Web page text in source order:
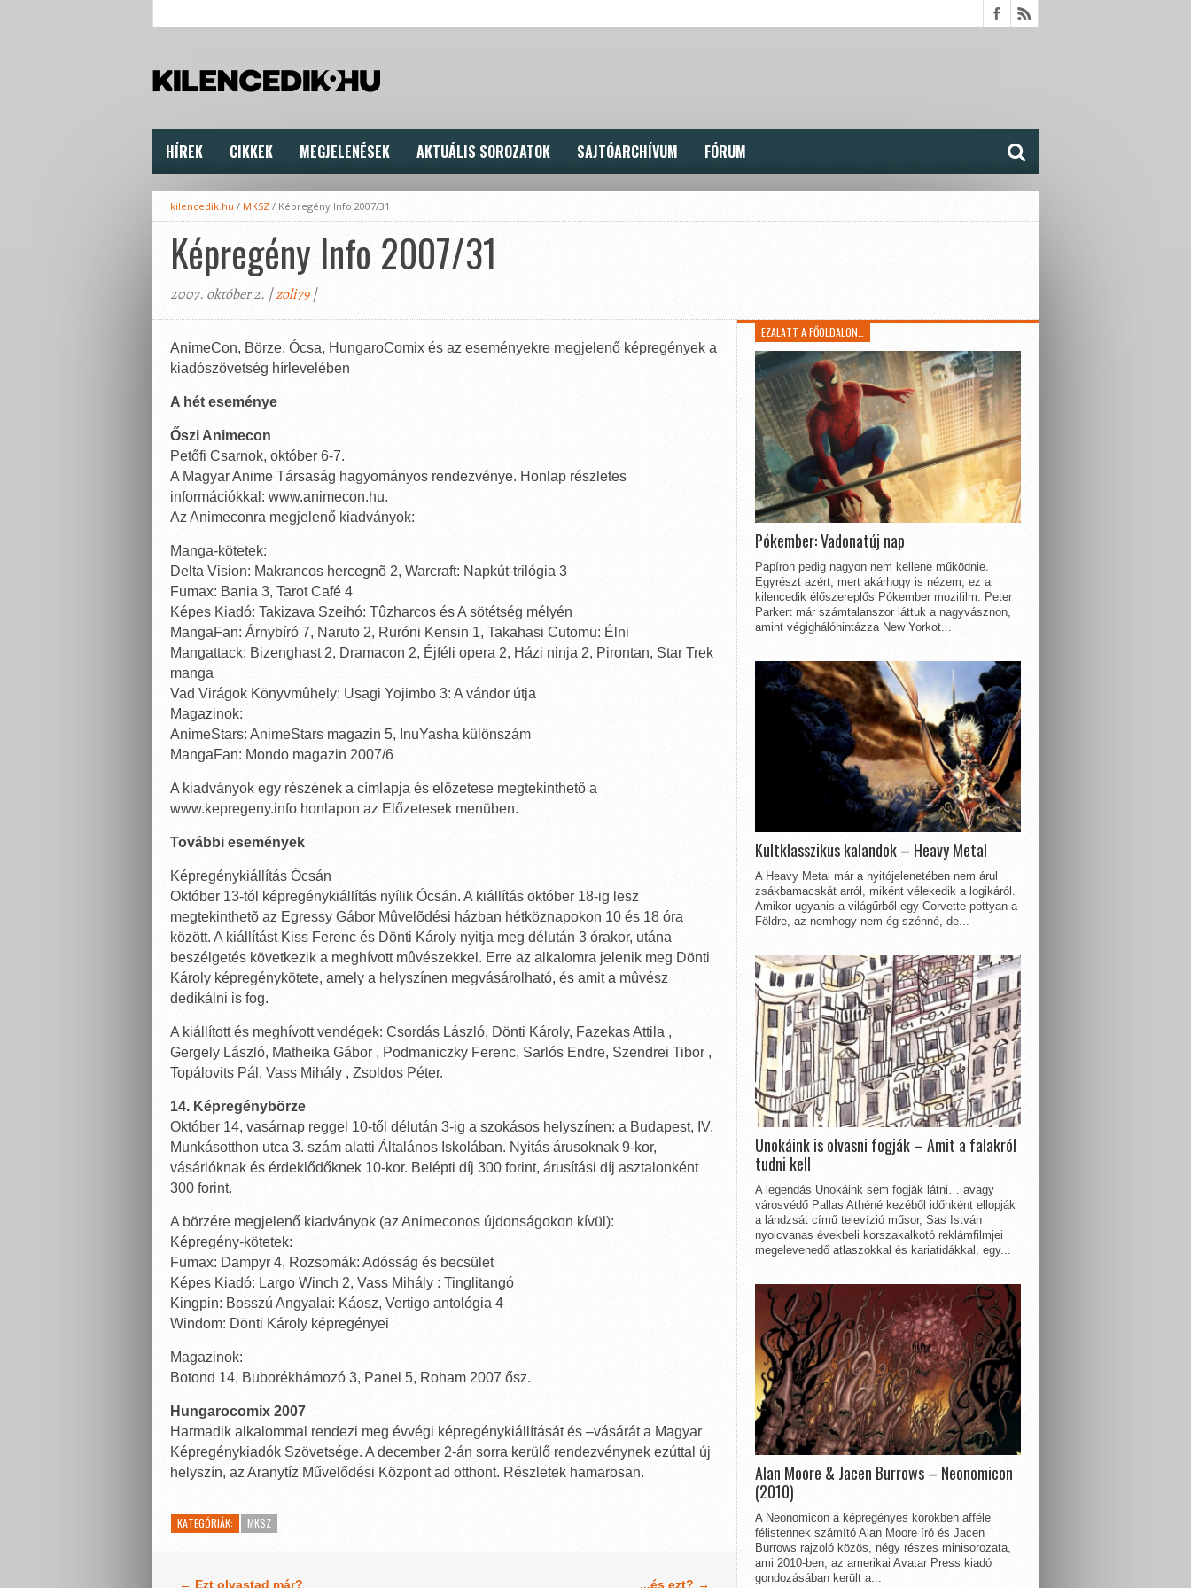
HÍREK CIKKEK MEGJELENÉSEK AKTUÁLIS SOROZATOK SAJTÓARCHÍVUM FÓRUM
kilencedik.hu / MKSZ / Képregény Info 2007/31
Képregény Info 2007/31
2007. október 2. |zoli79|
AnimeCon, Börze, Ócsa, HungaroComix és az eseményekre megjelenő képregények a
kiadószövetség hírlevelében
A hét eseménye
Őszi Animecon
Petőfi Csarnok, október 6-7.
A Magyar Anime Társaság hagyományos rendezvénye. Honlap részletes
információkkal: www.animecon.hu.
Az Animeconra megjelenő kiadványok:
Manga-kötetek:
Delta Vision: Makrancos hercegnõ 2, Warcraft: Napkút-trilógia 3
Fumax: Bania 3, Tarot Café 4
Képes Kiadó: Takizava Szeihó: Tûzharcos és A sötétség mélyén
MangaFan: Árnybíró 7, Naruto 2, Ruróni Kensin 1, Takahasi Cutomu: Élni
Mangattack: Bizenghast 2, Dramacon 2, Éjféli opera 2, Házi ninja 2, Pirontan, Star Trek
manga
Vad Virágok Könyvmûhely: Usagi Yojimbo 3: A vándor útja
Magazinok:
AnimeStars: AnimeStars magazin 5, InuYasha különszám
MangaFan: Mondo magazin 2007/6
A kiadványok egy részének a címlapja és előzetese megtekinthető a
www.kepregeny.info honlapon az Előzetesek menüben.
További események
Képregénykiállítás Ócsán
Október 13-tól képregénykiállítás nyílik Ócsán. A kiállítás október 18-ig lesz
megtekinthetõ az Egressy Gábor Mûvelõdési házban hétköznapokon 10 és 18 óra
között. A kiállítást Kiss Ferenc és Dönti Károly nyitja meg délután 3 órakor, utána
beszélgetés következik a meghívott mûvészekkel. Erre az alkalomra jelenik meg Dönti
Károly képregénykötete, amely a helyszínen megvásárolható, és amit a mûvész
dedikálni is fog.
A kiállított és meghívott vendégek: Csordás László, Dönti Károly, Fazekas Attila ,
Gergely László, Matheika Gábor , Podmaniczky Ferenc, Sarlós Endre, Szendrei Tibor ,
Topálovits Pál, Vass Mihály , Zsoldos Péter.
14. Képregénybörze
Október 14, vasárnap reggel 10-től délután 3-ig a szokásos helyszínen: a Budapest, IV.
Munkásotthon utca 3. szám alatti Általános Iskolában. Nyitás árusoknak 9-kor,
vásárlóknak és érdeklődőknek 10-kor. Belépti díj 300 forint, árusítási díj asztalonként
300 forint.
A börzére megjelenő kiadványok (az Animeconos újdonságokon kívül):
Képregény-kötetek:
Fumax: Dampyr 4, Rozsomák: Adósság és becsület
Képes Kiadó: Largo Winch 2, Vass Mihály : Tinglitangó
Kingpin: Bosszú Angyalai: Káosz, Vertigo antológia 4
Windom: Dönti Károly képregényei
Magazinok:
Botond 14, Buborékhámozó 3, Panel 5, Roham 2007 ősz.
Hungarocomix 2007
Harmadik alkalommal rendezi meg évvégi képregénykiállítását és –vásárát a Magyar
Képregénykiadók Szövetsége. A december 2-án sorra kerülő rendezvénynek ezúttal új
helyszín, az Aranytíz Művelődési Központ ad otthont. Részletek hamarosan.
KATEGÓRIÁK: MKSZ
← Ezt olvastad már? ...és ezt? →
EZALATT A FŐOLDALON…
Pókember: Vadonatúj nap
Papíron pedig nagyon nem kellene működnie.
Egyrészt azért, mert akárhogy is nézem, ez a
kilencedik élőszereplős Pókember mozifilm. Peter
Parkert már számtalanszor láttuk a nagyvásznon,
amint végighálóhintázza New Yorkot...
Kultklasszikus kalandok – Heavy Metal
A Heavy Metal már a nyitójelenetében nem árul
zsákbamacskát arról, miként vélekedik a logikáról.
Amikor ugyanis a világűrből egy Corvette pottyan a
Földre, az nemhogy nem ég szénné, de...
Unokáink is olvasni fogják – Amit a falakról
tudni kell
A legendás Unokáink sem fogják látni… avagy
városvédő Pallas Athéné kezéből időnként ellopják
a lándzsát című televízió műsor, Sas István
nyolcvanas évekbeli korszakalkotó reklámfilmjei
megelevenedő atlaszokkal és kariatidákkal, egy...
Alan Moore & Jacen Burrows – Neonomicon
(2010)
A Neonomicon a képregényes körökben afféle
félistennek számító Alan Moore író és Jacen
Burrows rajzoló közös, négy részes minisorozata,
ami 2010-ben, az amerikai Avatar Press kiadó
gondozásában került a...